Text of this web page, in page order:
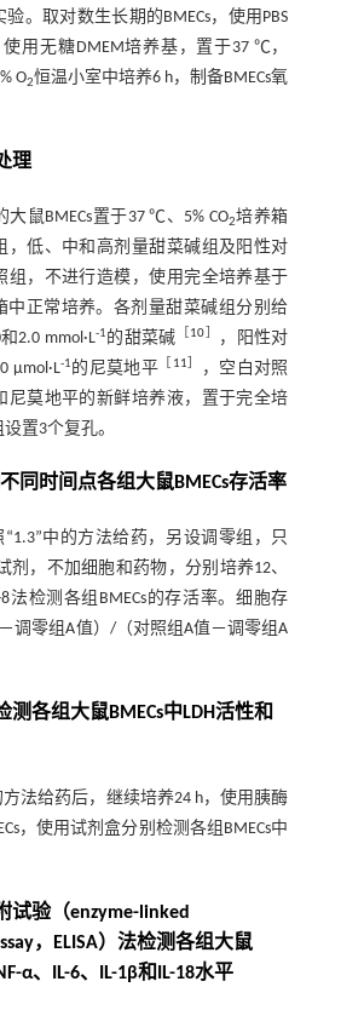
。取对数生长期的BMECs，使用PBS
用无糖DMEM培养基，置于37 ℃，
O2恒温小室中培养6 h，制备BMECs氧
理
鼠BMECs置于37 ℃、5% CO2培养箱
，低、中和高剂量甜菜碱组及阳性对
组，不进行造模，使用完全培养基于
中正常培养。各剂量甜菜碱组分别给
2.0 mmol·L-1 的甜菜碱 10
，阳性对
μmol·L-1 的尼莫地平 11
，空白对照
尼莫地平的新鲜培养液，置于完全培
置3个复孔。
同时间点各组大鼠BMECs存活率
“1.3”中的方法给药，另设调零组，只
剂，不加细胞和药物，分别培养12、
8法检测各组BMECs的存活率。细胞存
调零组A值）/（对照组A值－调零组A
各组大鼠BMECs中LDH活性和
方法给药后，继续培养24 h，使用胰酶
，使用试剂盒分别检测各组BMECs中
验（enzyme-linked
，ELISA）法检测各组大鼠
α、IL-6、IL-1β和IL-18水平